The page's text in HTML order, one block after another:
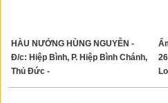
HÀU NƯỚNG HÙNG NGUYỄN -
Đ/c: Hiệp Bình, P. Hiệp Bình Chánh,
Thủ Đức -